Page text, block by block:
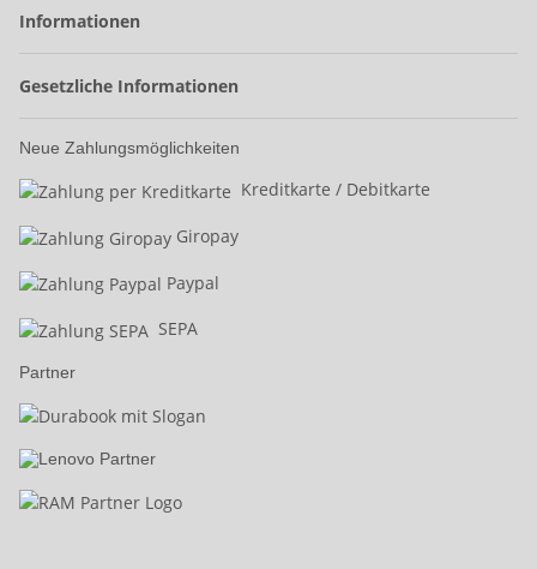
Informationen
Gesetzliche Informationen
Neue Zahlungsmöglichkeiten
Kreditkarte / Debitkarte
Giropay
Paypal
SEPA
Partner